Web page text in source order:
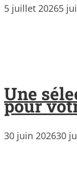
5 juillet 20265
Une
pour
30 juin 202630